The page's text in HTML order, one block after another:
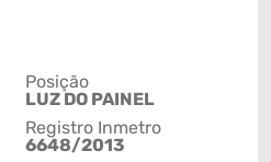
Posição
LUZ DO PAINEL
Registro Inmetro
6648/2013